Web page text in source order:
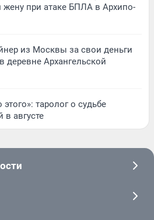
жену при атаке БПЛА в Архипо-
из Москвы за свои деньги
деревне Архангельской
таролог о судьбе
в августе